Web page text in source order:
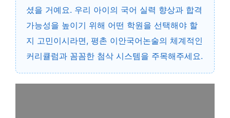
셨을 거예요. 우리 아이의 국어 실력 향상과 합격
가능성을 높이기 위해 어떤 학원을 선택해야 할
지 고민이시라면, 평촌 이안국어논술의 체계적인
커리큘럼과 꼼꼼한 첨삭 시스템을 주목해주세요.